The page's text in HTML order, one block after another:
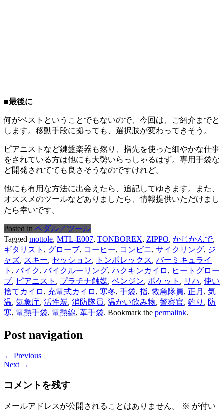
■最後に
何がベストということでもないので、今回は、ご紹介までと
します。移動手段に拠っても、選択肢が変わってきそう。
ピアニストなど鍵盤楽器も然り、指先を使った細やかな仕事
をされている方は他にも大勢いらっしゃるはず。専用手袋な
ど開発されてても良さそうなのですけれど。
他にも有用な方法に出会えたら、追記してゆきます。また、
オススメのツールなどありましたら、情報提供いただけまし
たら幸いです。
Posted in ペダル／ツール
Tagged mottole, MTL-E007, TONBOREX, ZIPPO, かじかんで,
ギタリスト , グローブ, コーヒー, コンビニ, サイクリング, ジ
ャズ, スキー, セッション, トンボレックス, バーミキュライ
ト , バイク, バイクルーリング, ハクキンカイロ , ヒートグロー
ブ, ピアニスト , プラチナ触媒, ベンジン, ポケット , リハ, 使い
捨てカイロ , 充電式カイロ , 寒冬, 手袋, 指, 救急隊員, 正月 , 気
温, 気象庁, 活性炭, 消防隊員, 温かい飲み物, 警察官, 釣り , 防
寒, 電熱手袋, 電熱線, 革手袋. Bookmark the permalink.
Post navigation
← Previous
Next →
コメントを残す
メールアドレスが公開されることはありません。 ※ が付い